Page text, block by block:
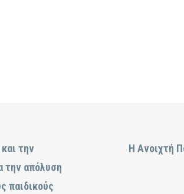
την
την απόλυση
παιδικούς
Η Ανοιχτή